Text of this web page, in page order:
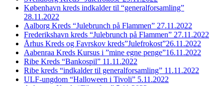
København kreds indkalder til “generalforsamling”
28.11.2022
Aalborg Kreds “Julebrunch på Flammen” 27.11.2022
Frederikshavn kreds “Julebrunch på Flammen” 27.11.2022
Århus Kreds og Favrskov kreds”Julefrokost”26.11.2022
Aabenraa Kreds Kursus i ”mine egne penge”16.11.2022
Ribe Kreds “Bankospil” 11.11.2022
Ribe kreds “indkalder til generalforsamling” 11.11.2022
ULF-ungdom “Halloween i Tivoli” 5.11.2022